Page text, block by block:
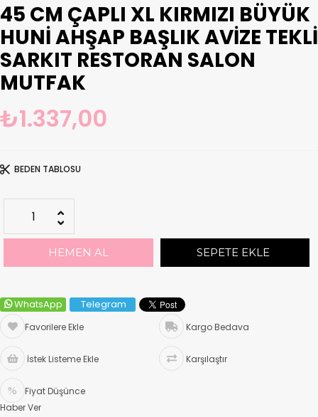
45 CM ÇAPLI XL KIRMIZI BÜYÜK
HUNI AHŞAP BAŞLIK AVIZE TEKLI
SARKIT RESTORAN SALON
MUTFAK
₺1.337,00
BEDEN TABLOSU
WhatsApp Telegram
Favorilere Ekle Kargo Bedava
İstek Listeme Ekle Karşılaştır
Fiyat Düşünce
Haber Ver